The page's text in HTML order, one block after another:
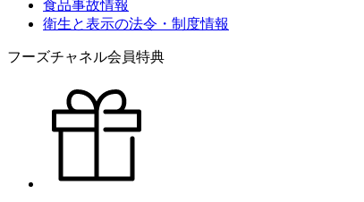
食品事故情報
衛生と表示の法令・制度情報
フーズチャネル会員特典